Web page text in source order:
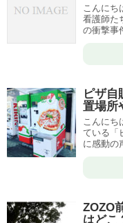
こんにち
看護師た
の衝撃事
ピザ自
置場所
こんにち
ている「
に感動の
ZOZO
はどこ